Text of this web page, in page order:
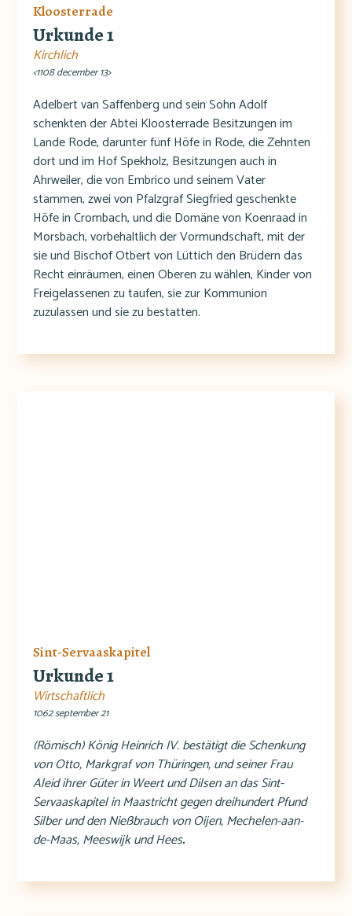
Kloosterrade
Urkunde 1
Kirchlich
<1108 december 13>
Adelbert van Saffenberg und sein Sohn Adolf
schenkten der Abtei Kloosterrade Besitzungen im
Lande Rode, darunter fünf Höfe in Rode, die Zehnten
dort und im Hof Spekholz, Besitzungen auch in
Ahrweiler, die von Embrico und seinem Vater
stammen, zwei von Pfalzgraf Siegfried geschenkte
Höfe in Crombach, und die Domäne von Koenraad in
Morsbach, vorbehaltlich der Vormundschaft, mit der
sie und Bischof Otbert von Lüttich den Brüdern das
Recht einräumen, einen Oberen zu wählen, Kinder von
Freigelassenen zu taufen, sie zur Kommunion
zuzulassen und sie zu bestatten.
Sint-Servaaskapitel
Urkunde 1
Wirtschaftlich
1062 september 21
(Römisch) König Heinrich IV. bestätigt die Schenkung
von Otto, Markgraf von Thüringen, und seiner Frau
Aleid ihrer Güter in Weert und Dilsen an das Sint-
Servaaskapitel in Maastricht gegen dreihundert Pfund
Silber und den Nießbrauch von Oijen, Mechelen-aan-
de-Maas, Meeswijk und Hees.